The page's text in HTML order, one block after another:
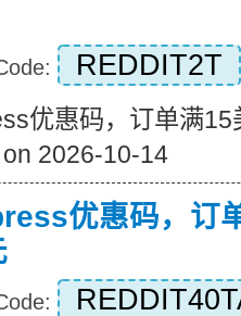
REDDIT2T
优惠码，订单满15
2026-10-14
优惠码，订